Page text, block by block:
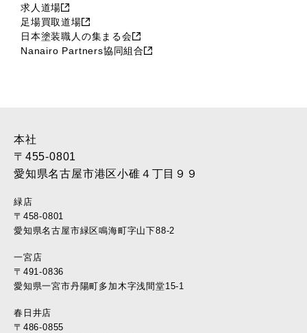
求人道場
足場買取道場
日本塗装職人の集まる会
Nanairo Partners協同組合
本社
〒455-0801
愛知県名古屋市港区小碓４丁目９９
緑店
〒458-0801
愛知県名古屋市緑区鳴海町字山下88-2
一宮店
〒491-0836
愛知県一宮市丹陽町多加木字浅間堂15-1
春日井店
〒486-0855